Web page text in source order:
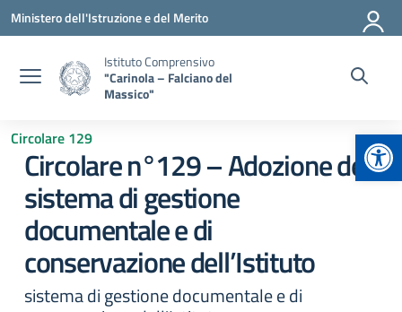
Vai ai contenuti
Vai al menu di navigazione
Vai al footer
Ministero dell'Istruzione e del Merito
Istituto Comprensivo
"Carinola – Falciano del
Massico"
Circolare 129
Circolare n°129 – Adozione del
sistema di gestione
documentale e di
conservazione dell’Istituto
sistema di gestione documentale e di